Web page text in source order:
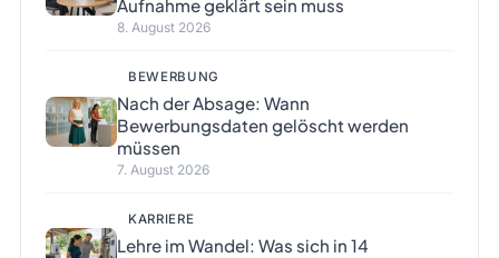
Aufnahme geklärt sein muss
8. August 2026
BEWERBUNG
Nach der Absage: Wann
Bewerbungsdaten gelöscht werden
müssen
7. August 2026
KARRIERE
Lehre im Wandel: Was sich in 14